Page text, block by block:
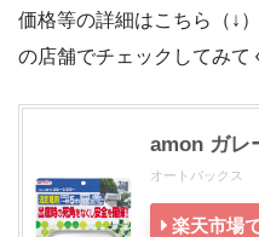
価格等の詳細はこちら（↓
の店舗でチェックしてみて
amon ガレ
オートバックス
楽天市場